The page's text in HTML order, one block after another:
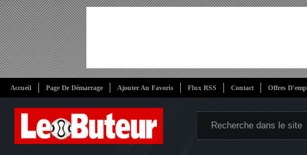
Accueil Page De Démarrage Ajouter Au Favoris Flux RSS Contact Offres